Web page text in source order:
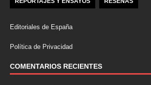
Editoriales de España
Política de Privacidad
COMENTARIOS RECIENTES